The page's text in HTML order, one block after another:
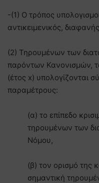
-(1) Ο τρόπος
αντικειμενικός,
(2) Τηρουμένων των
παρόντων Κανονισμών,
(έτος x) υπολογίζονται
παραμέτρους:
(α) το επίπεδο
τηρουμένων των
Νόμου,
(β) τον ορισμό της
σημαντική